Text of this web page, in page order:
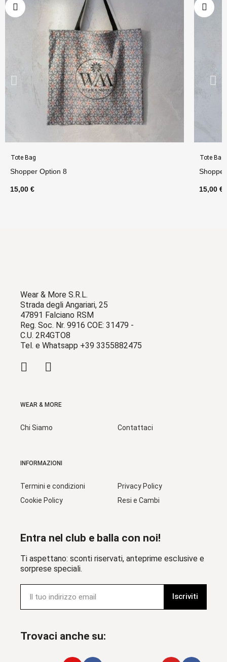
Tote Bag
Shopper Option 8
15,00 €
Tote Bag
15,00 €
Wear & More S.R.L.
Strada degli Angariari, 25
47891 Falciano RSM
Reg. Soc. Nr. 9916 COE: 31479 -
C.U. 2R4GTO8
Tel. e Whatsapp +39 3355882475
WEAR & MORE
Chi Siamo Contattaci
INFORMAZIONI
Termini e condizioni
Cookie Policy
Privacy Policy
Resi e Cambi
Entra nel club e balla con noi!
Ti aspettano: sconti riservati, anteprime esclusive e
sorprese speciali.
Iscriviti
Trovaci anche su: